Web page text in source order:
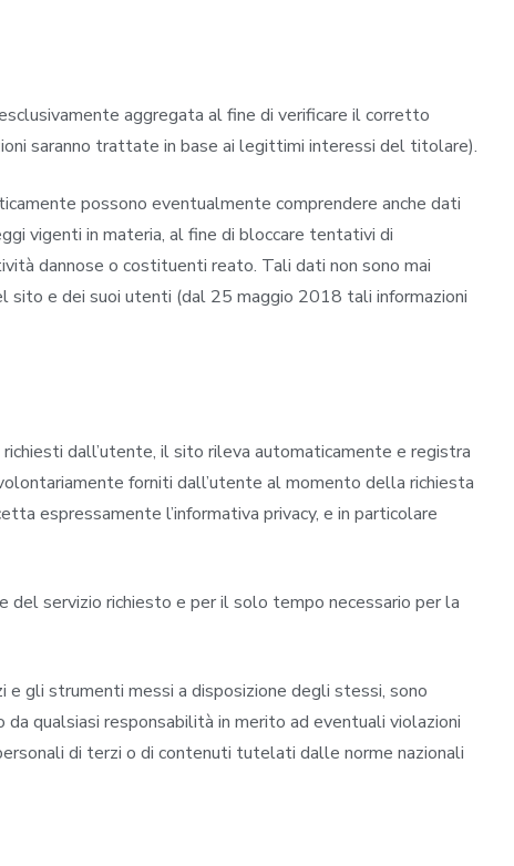
aggregata al fine di verificare il corretto
saranno trattate in base ai legittimi interessi del titolare).
possono eventualmente comprendere anche dati
vigenti in materia, al fine di bloccare tentativi di
dannose o costituenti reato. Tali dati non sono mai
sito e dei suoi utenti (dal 25 maggio 2018 tali informazioni
dall’utente, il sito rileva automaticamente e registra
forniti dall’utente al momento della richiesta
espressamente l’informativa privacy, e in particolare
del servizio richiesto e per il solo tempo necessario per la
gli strumenti messi a disposizione degli stessi, sono
qualsiasi responsabilità in merito ad eventuali violazioni
di terzi o di contenuti tutelati dalle norme nazionali